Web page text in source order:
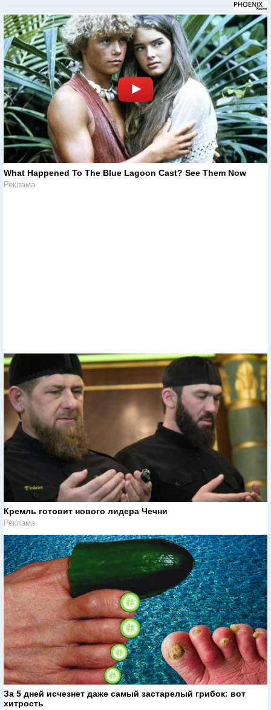
What Happened To The Blue Lagoon Cast? See Them Now
Реклама
Кремль готовит нового лидера Чечни
Реклама
За 5 дней исчезнет даже самый застарелый грибок: вот
хитрость